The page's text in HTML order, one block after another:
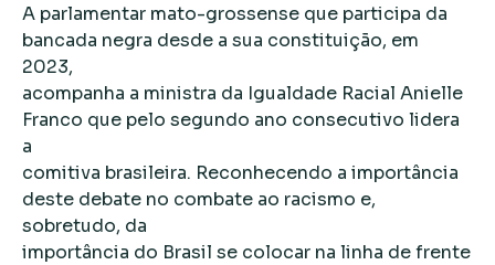
A parlamentar mato-grossense que participa da
bancada negra desde a sua constituição, em
2023,
acompanha a ministra da Igualdade Racial Anielle
Franco que pelo segundo ano consecutivo lidera
a
comitiva brasileira. Reconhecendo a importância
deste debate no combate ao racismo e,
sobretudo, da
importância do Brasil se colocar na linha de frente